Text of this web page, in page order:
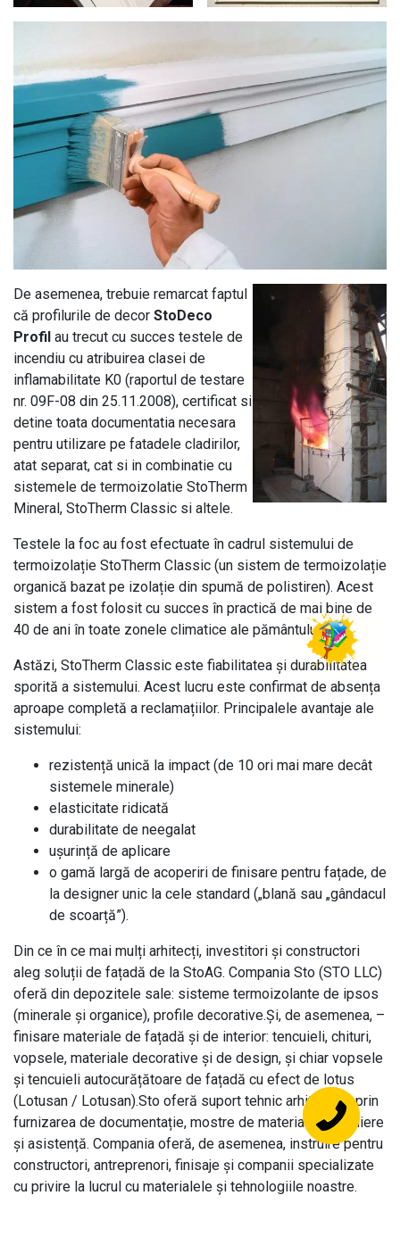
De asemenea, trebuie remarcat faptul
că profilurile de decor StoDeco
Profil au trecut cu succes testele de
incendiu cu atribuirea clasei de
inflamabilitate K0 (raportul de testare
nr. 09F-08 din 25.11.2008), certificat si
detine toata documentatia necesara
pentru utilizare pe fatadele cladirilor,
atat separat, cat si in combinatie cu
sistemele de termoizolatie StoTherm
Mineral, StoTherm Classic si altele.
Testele la foc au fost efectuate în cadrul sistemului de
termoizolație StoTherm Classic (un sistem de termoizolație
organică bazat pe izolație din spumă de polistiren). Acest
sistem a fost folosit cu succes în practică de mai bine de
40 de ani în toate zonele climatice ale pământului.
Astăzi, StoTherm Classic este fiabilitatea și durabilitatea
sporită a sistemului. Acest lucru este confirmat de absența
aproape completă a reclamațiilor. Principalele avantaje ale
sistemului:
rezistență unică la impact (de 10 ori mai mare decât
sistemele minerale)
elasticitate ridicată
durabilitate de neegalat
ușurință de aplicare
o gamă largă de acoperiri de finisare pentru fațade, de
la designer unic la cele standard („blană sau „gândacul
de scoarță”).
Din ce în ce mai mulți arhitecți, investitori și constructori
aleg soluții de fațadă de la StoAG. Compania Sto (STO LLC)
oferă din depozitele sale: sisteme termoizolante de ipsos
(minerale și organice), profile decorative.Și, de asemenea, –
finisare materiale de fațadă și de interior: tencuieli, chituri,
vopsele, materiale decorative și de design, și chiar vopsele
și tencuieli autocurățătoare de fațadă cu efect de lotus
(Lotusan / Lotusan).Sto oferă suport tehnic arhitecților prin
furnizarea de documentație, mostre de materiale, consiliere
și asistență. Compania oferă, de asemenea, instruire pentru
constructori, antreprenori, finisaje și companii specializate
cu privire la lucrul cu materialele și tehnologiile noastre.